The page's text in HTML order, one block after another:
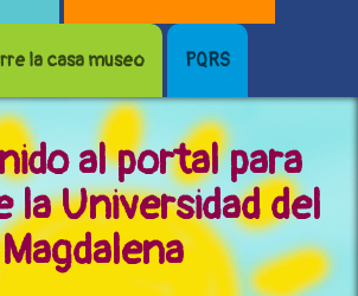
la casa museo PQRS
al portal para
la Universidad del
Magdalena